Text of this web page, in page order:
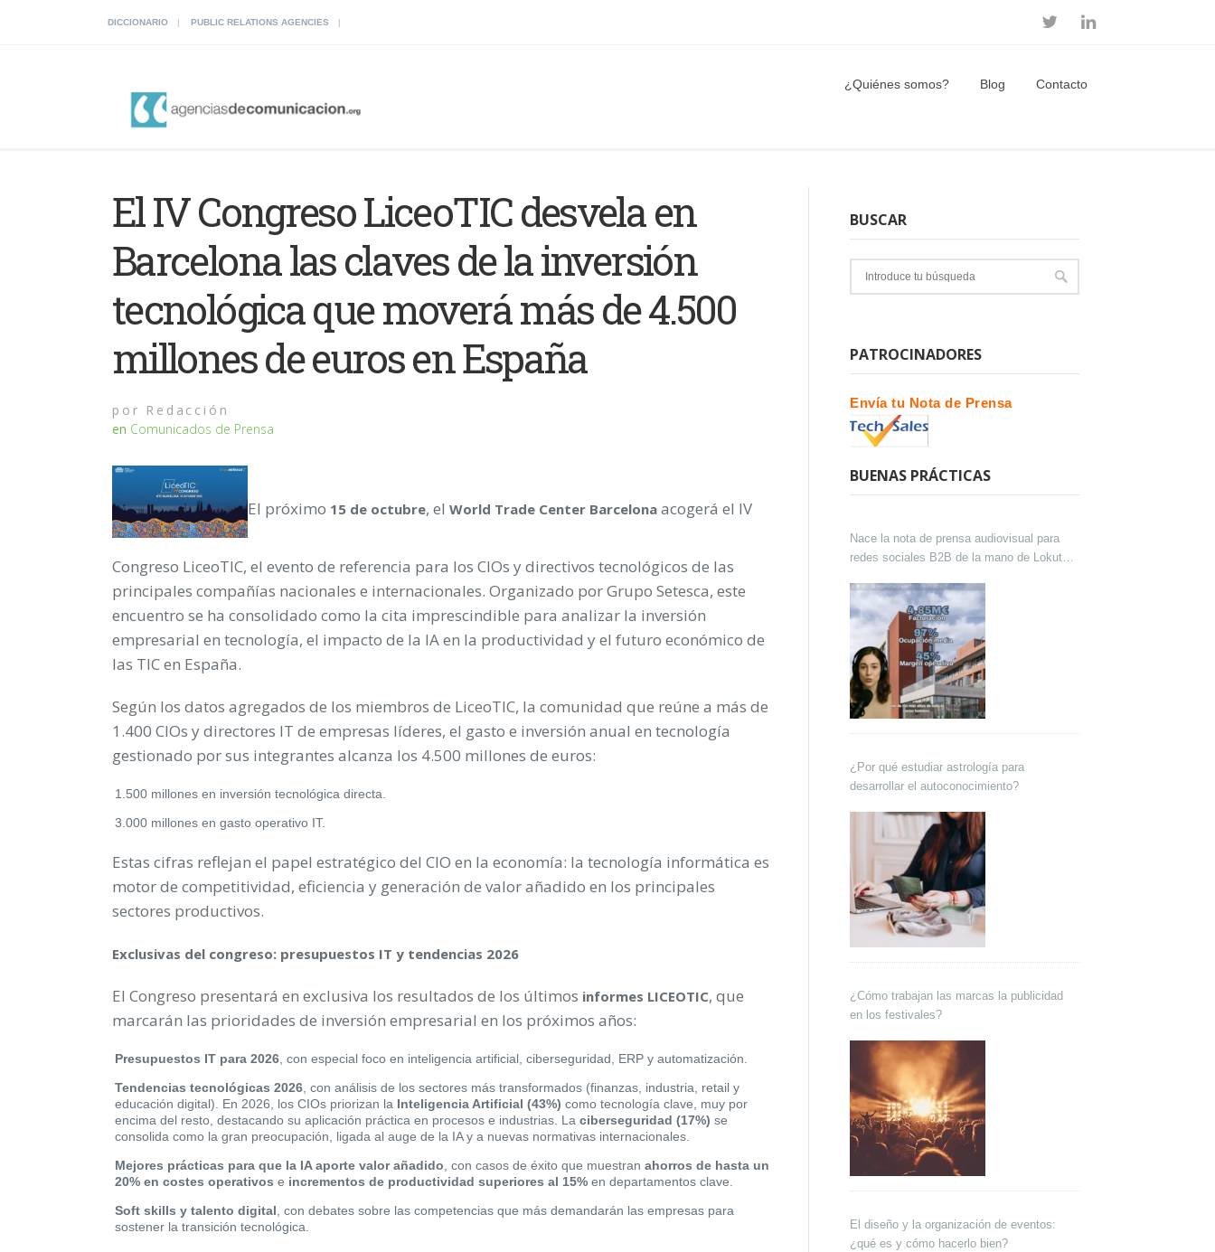
DICCIONARIO PUBLIC RELATIONS AGENCIES
¿Quiénes somos? Blog Contacto
El IV Congreso LiceoTIC desvela en
Barcelona las claves de la inversión
tecnológica que moverá más de 4.500
millones de euros en España
por Redacción
en Comunicados de Prensa
El próximo 15 de octubre, el World Trade Center Barcelona acogerá el IV
Congreso LiceoTIC, el evento de referencia para los CIOs y directivos tecnológicos de las
principales compañías nacionales e internacionales. Organizado por Grupo Setesca, este
encuentro se ha consolidado como la cita imprescindible para analizar la inversión
empresarial en tecnología, el impacto de la IA en la productividad y el futuro económico de
las TIC en España.
Según los datos agregados de los miembros de LiceoTIC, la comunidad que reúne a más de
1.400 CIOs y directores IT de empresas líderes, el gasto e inversión anual en tecnología
gestionado por sus integrantes alcanza los 4.500 millones de euros:
1.500 millones en inversión tecnológica directa.
3.000 millones en gasto operativo IT.
Estas cifras reflejan el papel estratégico del CIO en la economía: la tecnología informática es
motor de competitividad, eficiencia y generación de valor añadido en los principales
sectores productivos.
Exclusivas del congreso: presupuestos IT y tendencias 2026
El Congreso presentará en exclusiva los resultados de los últimos informes LICEOTIC, que
marcarán las prioridades de inversión empresarial en los próximos años:
Presupuestos IT para 2026 , con especial foco en inteligencia artificial, ciberseguridad, ERP y automatización.
Tendencias tecnológicas 2026 , con análisis de los sectores más transformados (finanzas, industria, retail y
educación digital). En 2026, los CIOs priorizan la Inteligencia Artificial (43%) como tecnología clave, muy por
encima del resto, destacando su aplicación práctica en procesos e industrias. La ciberseguridad (17%) se
consolida como la gran preocupación, ligada al auge de la IA y a nuevas normativas internacionales.
Mejores prácticas para que la IA aporte valor añadido , con casos de éxito que muestran ahorros de hasta un
20% en costes operativos e incrementos de productividad superiores al 15% en departamentos clave.
Soft skills y talento digital , con debates sobre las competencias que más demandarán las empresas para
sostener la transición tecnológica.
BUSCAR
PATROCINADORES
Envía tu Nota de Prensa
BUENAS PRÁCTICAS
Nace la nota de prensa audiovisual para
redes sociales B2B de la mano de Lokutor
¿Por qué estudiar astrología para
desarrollar el autoconocimiento?
¿Cómo trabajan las marcas la publicidad
en los festivales?
El diseño y la organización de eventos:
¿qué es y cómo hacerlo bien?